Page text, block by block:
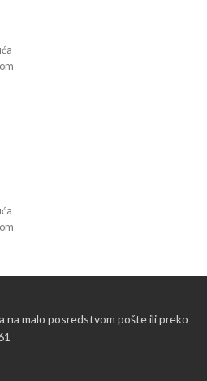
na malo posredstvom pošte ili preko